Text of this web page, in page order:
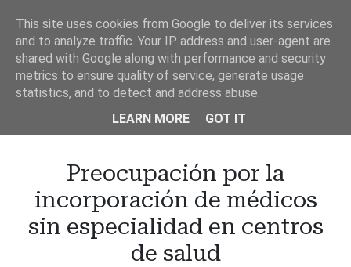
contenido
principal
Preocupación por la
incorporación de médicos
sin especialidad en centros
de salud
This site uses cookies from Google to deliver its services
and to analyze traffic. Your IP address and user-agent are
shared with Google along with performance and security
metrics to ensure quality of service, generate usage
statistics, and to detect and address abuse.
LEARN MORE
GOT IT